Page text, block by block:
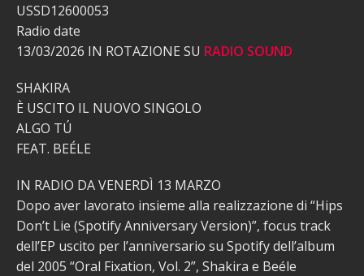
USSD12600053
Radio date
13/03/2026 IN ROTAZIONE SU RADIO SOUND
SHAKIRA
È USCITO IL NUOVO SINGOLO
ALGO TÚ
FEAT. BEÉLE
IN RADIO DA VENERDÌ 13 MARZO
Dopo aver lavorato insieme alla realizzazione di “Hips
Don’t Lie (Spotify Anniversary Version)”, focus track
dell’EP uscito per l’anniversario su Spotify dell’album
del 2005 “Oral Fixation, Vol. 2”, Shakira e Beéle